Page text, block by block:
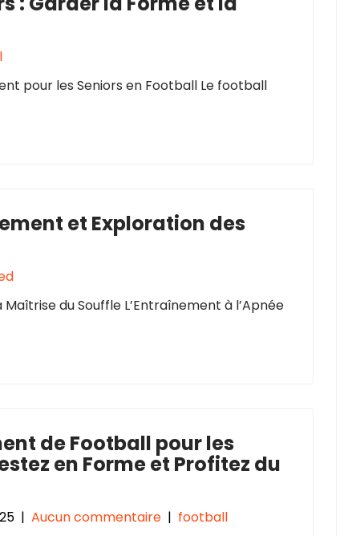
pour les Seniors en Football Le football
et Exploration des
du Souffle L’Entraînement à l’Apnée
de Football pour les
en Forme et Profitez du
| Aucun commentaire | football